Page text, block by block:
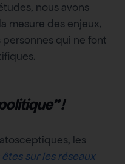
nous avons
mesure des enjeux,
qui ne font
!
les
sur les réseaux